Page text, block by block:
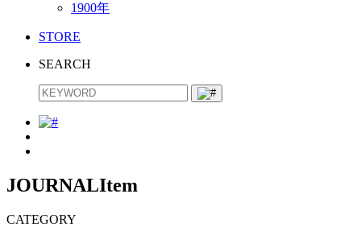
1900年
STORE
SEARCH
JOURNALItem
CATEGORY